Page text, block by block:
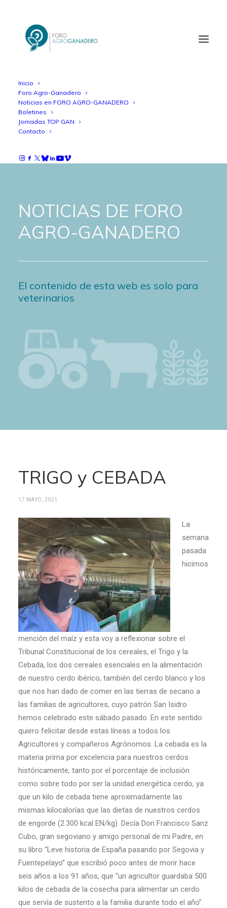
Inicio
Foro Agro-Ganadero
Noticias en FORO AGRO-GANADERO
Boletines
Jornadas TOP GAN
Contacto
NOTICIAS DE FORO
AGRO-GANADERO
El contenido de esta web es solo para
veterinarios
TRIGO y CEBADA
17 MAYO, 2021
La
semana
pasada
hicimos
mención del maíz y esta voy a reflexionar sobre el
Tribunal Constitucional de los cereales, el Trigo y la
Cebada, los dos cereales esenciales en la alimentación
de nuestro cerdo ibérico, también del cerdo blanco y los
que nos han dado de comer en las tierras de secano a
las familias de agricultores, cuyo patrón San Isidro
hemos celebrado este sábado pasado. En este sentido
quiero felicitar desde estas líneas a todos los
Agricultores y compañeros Agrónomos. La cebada es la
materia prima por excelencia para nuestros cerdos
históricamente, tanto por el porcentaje de inclusión
como sobre todo por ser la unidad energética cerdo, ya
que un kilo de cebada tiene aproximadamente las
mismas kilocalorías que las dietas de nuestros cerdos
de engorde (2.300 kcal EN/kg). Decía Don Francisco Sanz
Cubo, gran segoviano y amigo personal de mi Padre, en
su libro “Leve historia de España pasando por Segovia y
Fuentepelayo” que escribió poco antes de morir hace
seis años a los 91 años, que “un agricultor guardaba 500
kilos de cebada de la cosecha para alimentar un cerdo
que servía de sustento a la familia durante todo el año”.